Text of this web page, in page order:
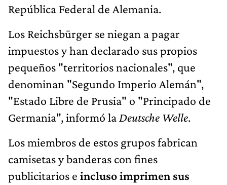
República Federal de Alemania.
Los Reichsbürger se niegan a pagar
impuestos y han declarado sus propios
pequeños "territorios nacionales", que
denominan "Segundo Imperio Alemán",
"Estado Libre de Prusia" o "Principado de
Germania", informó la Deutsche Welle.
Los miembros de estos grupos fabrican
camisetas y banderas con fines
publicitarios e incluso imprimen sus